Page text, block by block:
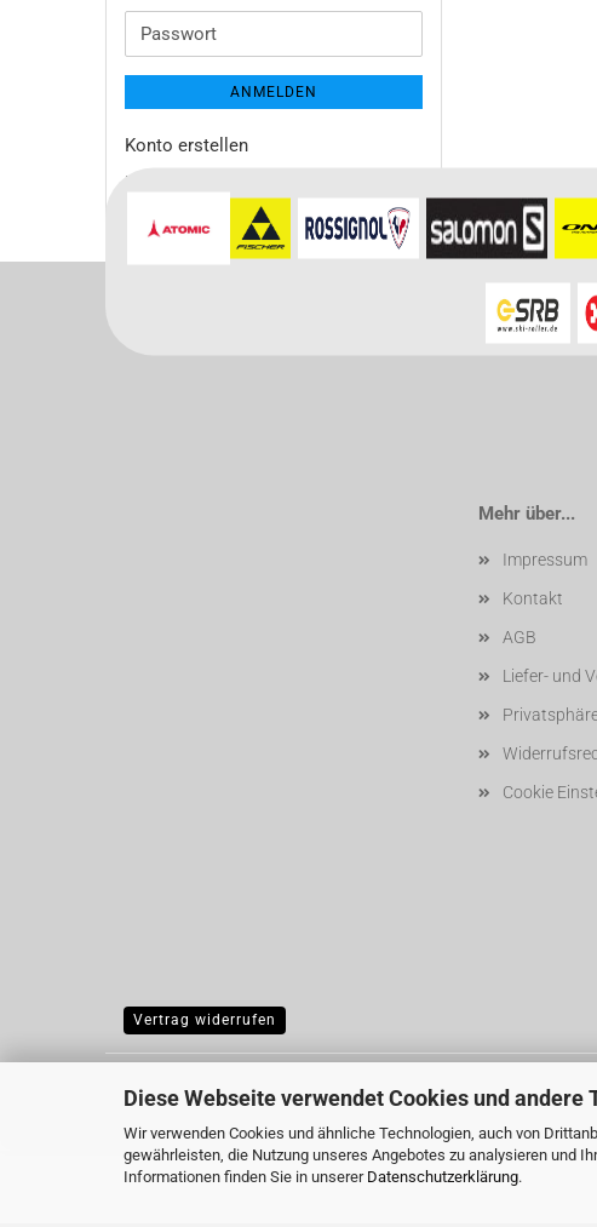
Diese Webseite verwendet Cookies und andere
Wir verwenden Cookies und ähnliche Technologien, auch von
gewährleisten, die Nutzung unseres Angebotes zu analysieren und
Informationen finden Sie in unserer Datenschutzerklärung.
Passwort
ANMELDEN
Konto erstellen
Passwort vergessen?
Mehr über...
Impressum
Kontakt
AGB
Liefer- und
Cookie
Vertrag widerrufen